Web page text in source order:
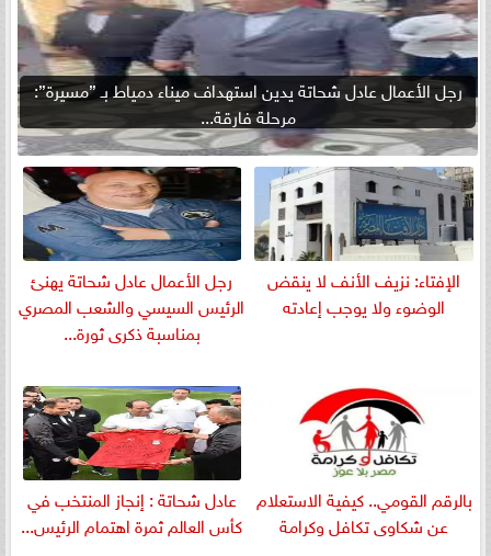
رجل الأعمال عادل شحاتة يدين استهداف ميناء دمياط بـ ”مسيرة”:
مرحلة فارقة...
الإفتاء: نزيف الأنف لا ينقض
الوضوء ولا يوجب إعادته
رجل الأعمال عادل شحاتة يهنئ
الرئيس السيسي والشعب المصري
بمناسبة ذكرى ثورة...
بالرقم القومي.. كيفية الاستعلام
عن شكاوى تكافل وكرامة
عادل شحاتة : إنجاز المنتخب في
كأس العالم ثمرة اهتمام الرئيس...